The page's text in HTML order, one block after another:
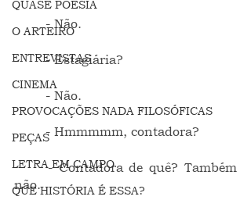
QUASE POESIA
O ARTEIRO
ENTREVISTAS
CINEMA
PROVOCAÇÕES NADA FILOSÓFICAS
PEÇAS
LETRA EM CAMPO
QUE HISTÓRIA É ESSA?
	- Não.
	- Estagiária?
	- Não.
	- Hmmmmm, contadora?
	- Contadora de quê? Também
não.